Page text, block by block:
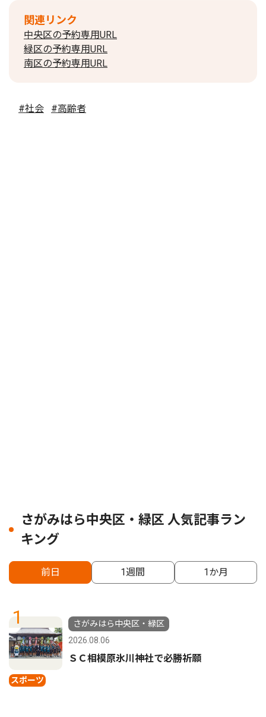
関連リンク
中央区の予約専用URL
緑区の予約専用URL
南区の予約専用URL
#社会 #高齢者
さがみはら中央区・緑区 人気記事ラン
キング
前日 1週間 1か月
1
スポーツ
さがみはら中央区・緑区
2026.08.06
ＳＣ相模原氷川神社で必勝祈願